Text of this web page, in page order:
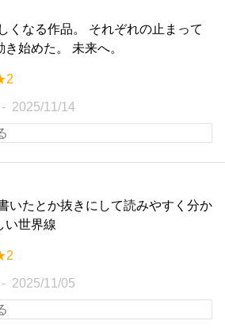
くなる作品。 それぞれの止まって
始めた。 未来へ。
2025/11/14
いたとか抜きにして読みやすく分か
い世界線
2025/11/05